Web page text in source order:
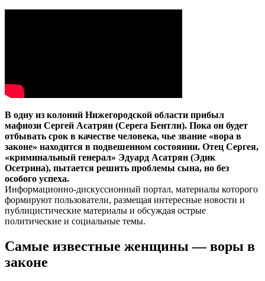
В одну из колоний Нижегородской области прибыл
мафиози Сергей Асатрян (Серега Бентли). Пока он будет
отбывать срок в качестве человека, чье звание «вора в
законе» находится в подвешенном состоянии. Отец Сергея,
«криминальный генерал» Эдуард Асатрян (Эдик
Осетрина), пытается решить проблемы сына, но без
особого успеха.
Информационно-дискуссионный портал, материалы которого
формируют пользователи, размещая интересные новости и
публицистические материалы и обсуждая острые
политические и социальные темы.
Самые известные женщины — воры в
законе